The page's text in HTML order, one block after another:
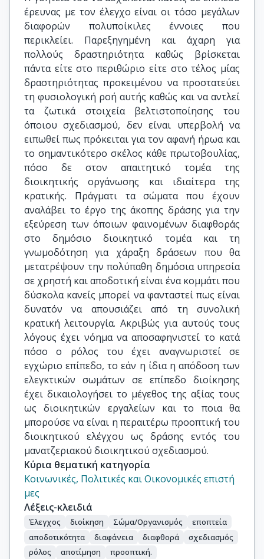
έρευνας με τον έλεγχο είναι οι τόσο μεγάλων
διαφορών πολυποίκιλες έννοιες που
περικλείει. Παρεξηγημένη και άχαρη για
πολλούς δραστηριότητα καθώς βρίσκεται
πάντα είτε στο περιθώριο είτε στο τέλος μίας
δραστηριότητας προκειμένου να προστατεύει
τη φυσιολογική ροή αυτής καθώς και να αντλεί
τα ζωτικά στοιχεία βελτιστοποίησης του
όποιου σχεδιασμού, δεν είναι υπερβολή να
ειπωθεί πως πρόκειται για τον αφανή ήρωα και
το σημαντικότερο σκέλος κάθε πρωτοβουλίας,
πόσο δε στον απαιτητικό τομέα της
διοικητικής οργάνωσης και ιδιαίτερα της
κρατικής. Πράγματι τα σώματα που έχουν
αναλάβει το έργο της άκοπης δράσης για την
εξεύρεση των όποιων φαινομένων διαφθοράς
στο δημόσιο διοικητικό τομέα και τη
γνωμοδότηση για χάραξη δράσεων που θα
μετατρέψουν την πολύπαθη δημόσια υπηρεσία
σε χρηστή και αποδοτική είναι ένα κομμάτι που
δύσκολα κανείς μπορεί να φανταστεί πως είναι
δυνατόν να απουσιάζει από τη συνολική
κρατική λειτουργία. Ακριβώς για αυτούς τους
λόγους έχει νόημα να αποσαφηνιστεί το κατά
πόσο ο ρόλος του έχει αναγνωριστεί σε
εγχώριο επίπεδο, το εάν η ίδια η απόδοση των
ελεγκτικών σωμάτων σε επίπεδο διοίκησης
έχει δικαιολογήσει το μέγεθος της αξίας τους
ως διοικητικών εργαλείων και το ποια θα
μπορούσε να είναι η περαιτέρω προοπτική του
διοικητικού ελέγχου ως δράσης εντός του
μανατζεριακού διοικητικού σχεδιασμού.
Κύρια θεματική κατηγορία
Κοινωνικές, Πολιτικές και Οικονομικές επιστή
μες
Λέξεις-κλειδιά
Έλεγχος διοίκηση Σώμα/Οργανισμός
εποπτεία
αποδοτικότητα
διαφάνεια διαφθορά
σχεδιασμός
ρόλος
αποτίμηση προοπτική.